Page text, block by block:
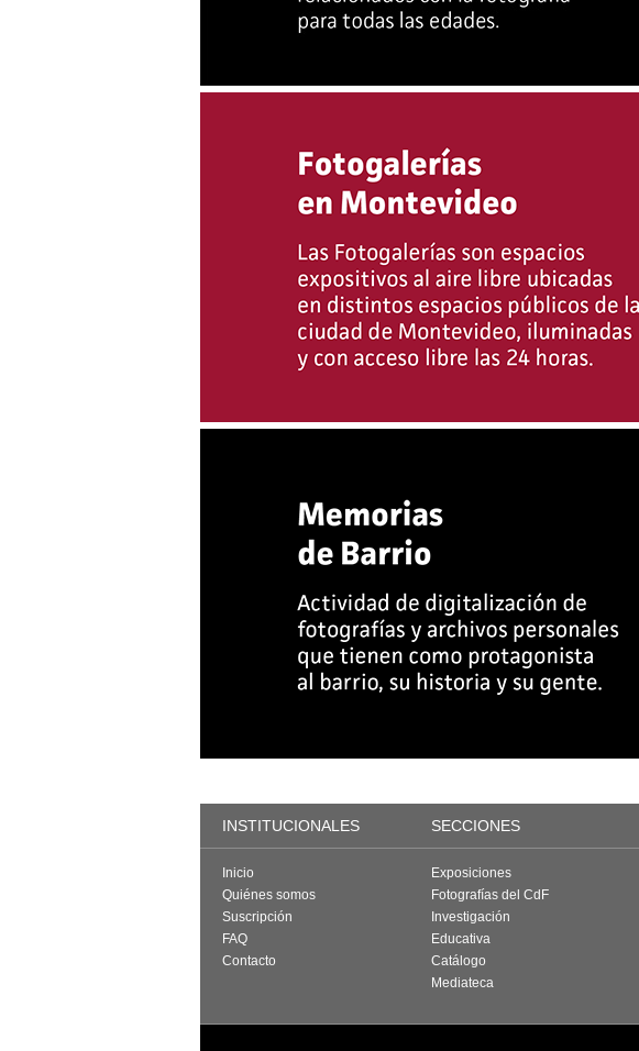
INSTITUCIONALES SECCIONES
Inicio
Quiénes somos
Suscripción
FAQ
Contacto
Exposiciones
Fotografías del CdF
Investigación
Educativa
Catálogo
Mediateca